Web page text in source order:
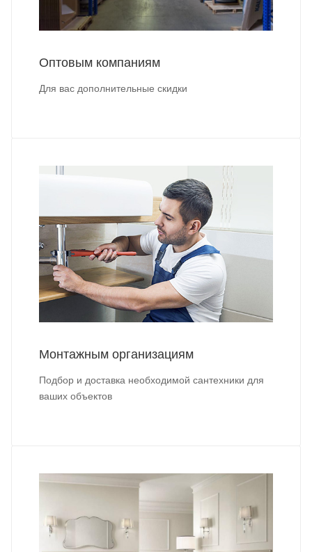
Оптовым компаниям
Для вас дополнительные скидки
Монтажным организациям
Подбор и доставка необходимой сантехники для
ваших объектов